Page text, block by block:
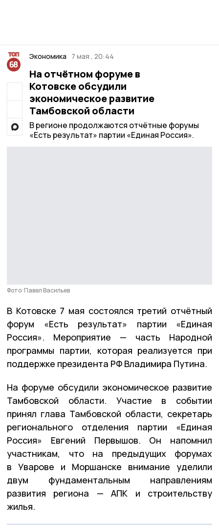
Экономика 7 мая , 20:44
На отчётном форуме в
Котовске обсудили
экономическое развитие
Тамбовской области
В регионе продолжаются отчётные форумы
«Есть результат» партии «Единая Россия».
Фото: Павел Васильев
В Котовске 7 мая состоялся третий отчётный
форум «Есть результат» партии «Единая
Россия». Мероприятие — часть Народной
программы партии, которая реализуется при
поддержке президента РФ Владимира Путина.
На форуме обсудили экономическое развитие
Тамбовской области. Участие в событии
принял глава Тамбовской области, секретарь
регионального отделения партии «Единая
Россия» Евгений Первышов. Он напомнил
участникам, что на предыдущих форумах
в Уварове и Моршанске внимание уделили
двум фундаментальным направлениям
развития региона — АПК и строительству
жилья.